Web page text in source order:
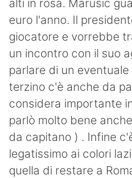
alti in rosa. Marusic
euro l'anno. Il
giocatore e vorrebbe
un incontro con il suo
parlare di un
terzino c'è anche da
considera importante
parlò molto bene
da capitano ) . Infine
legatissimo ai colori
quella di restare a